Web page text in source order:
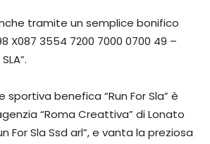
tramite un semplice bonifico
X087 3554 7200 7000 0700 49 –
benefica “Run For Sla” è
“Roma Creattiva” di Lonato
For Sla Ssd arl”, e vanta la preziosa